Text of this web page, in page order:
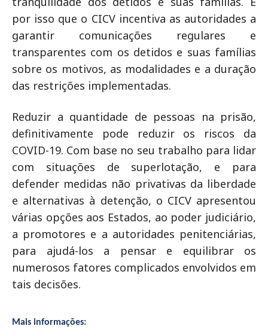
por isso que o CICV incentiva as autoridades a
garantir comunicações regulares e
transparentes com os detidos e suas famílias
sobre os motivos, as modalidades e a duração
das restrições implementadas.
Reduzir a quantidade de pessoas na prisão,
definitivamente pode reduzir os riscos da
COVID-19. Com base no seu trabalho para lidar
com situações de superlotação, e para
defender medidas não privativas da liberdade
e alternativas à detenção, o CICV apresentou
várias opções aos Estados, ao poder judiciário,
a promotores e a autoridades penitenciárias,
para ajudá-los a pensar e equilibrar os
numerosos fatores complicados envolvidos em
tais decisões.
Mais informações: